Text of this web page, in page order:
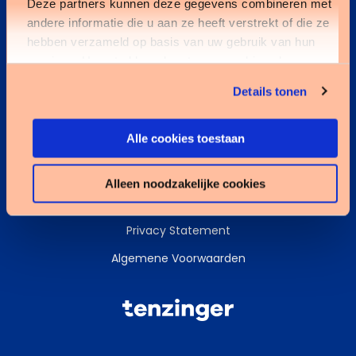
Deze partners kunnen deze gegevens combineren met
andere informatie die u aan ze heeft verstrekt of die ze
hebben verzameld op basis van uw gebruik van hun
services. U gaat akkoord met onze cookies als u onze
Details tonen
Alle cookies toestaan
Alleen noodzakelijke cookies
Kennisbank
Services
Cookies
Privacy Statement
Algemene Voorwaarden
Tenzinger